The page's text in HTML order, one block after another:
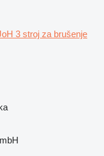
3 stroj za brušenje